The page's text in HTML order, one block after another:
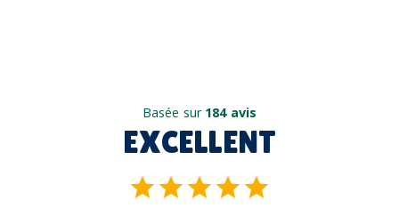
Basée sur 184 avis
EXCELLENT